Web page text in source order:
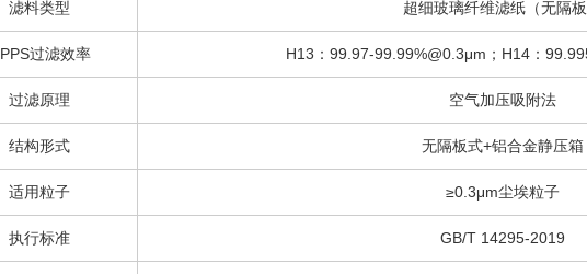
滤料类型 超细玻璃纤维滤纸（无隔板
过滤效率 H13：99.97-99.99%@0.3μm；H14：
过滤原理 空气加压吸附法
结构形式 无隔板式+铝合金静压箱
适用粒子 ≥0.3μm尘埃粒子
执行标准 GB/T 14295-2019